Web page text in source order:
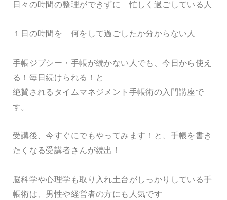
日々の時間の整理ができずに 忙しく過ごしている人
１日の時間を 何をして過ごしたか分からない人
手帳ジプシー・手帳が続かない人でも、今日から使え
る！毎日続けられる！と
絶賛されるタイムマネジメント手帳術の入門講座で
す。
受講後、今すぐにでもやってみます！と、手帳を書き
たくなる受講者さんが続出！
脳科学や心理学も取り入れ土台がしっかりしている手
帳術は、男性や経営者の方にも人気です